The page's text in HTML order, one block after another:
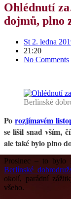
Ohlédnutí
dojmů, plno
St 2. ledna
21:20
No Comments
Berlínské
Po rozjímavém
se lišil snad vším,
ale také bylo plno
Prosinec – to bylo
Berlínské
okolí, parádní
všeho.